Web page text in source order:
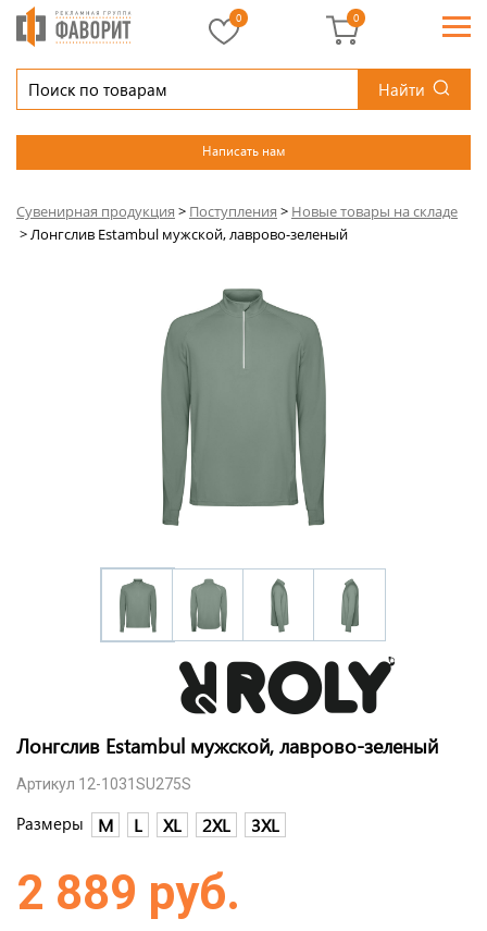
Найти
Написать нам
0 0
Сувенирная продукция > Поступления > Новые товары на складе
>Лонгслив Estambul мужской, лаврово-зеленый
Лонгслив Estambul мужской, лаврово-зеленый
Артикул 12-1031SU275S
Размеры M L XL 2XL 3XL
2 889 руб.